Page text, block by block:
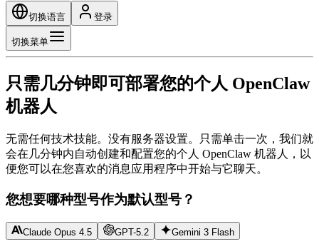
切换语言 登录
切换菜单
只需几分钟即可部署您的个人 OpenClaw
机器人
无需任何技术技能。没有服务器设置。只需单击一次，我们就
会在几分钟内自动创建和配置您的个人 OpenClaw 机器人，以
便您可以在您喜欢的消息应用程序中开始与它聊天。
您想要哪种型号作为默认型号？
Claude Opus 4.5 GPT-5.2 Gemini 3 Flash